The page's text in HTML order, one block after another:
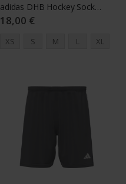
adidas DHB Hockey Sock Home White
18,00 €
XS S M L XL